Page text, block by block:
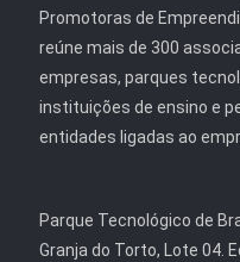
Promotoras de
reúne mais de 300
empresas, parques
instituições de ensino e
entidades ligadas ao
Parque Tecnológico de
Granja do Torto, Lote 04.